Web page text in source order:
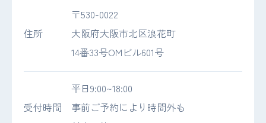
住所
〒530-0022
大阪府大阪市北区浪花町
14番33号OMビル601号
受付時間
平日9:00~18:00
事前ご予約により時間外も